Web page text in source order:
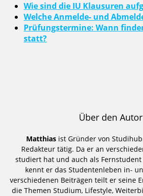
Wie sind die IU Klausuren
Welche Anmelde- und
Prüfungstermine: Wann
statt?
Über den Autor
Matthias ist Gründer von
Redakteur tätig. Da er an
studiert hat und auch als
kennt er das Studentenleben in-
verschiedenen Beiträgen teilt er seine
die Themen Studium, Lifestyle,